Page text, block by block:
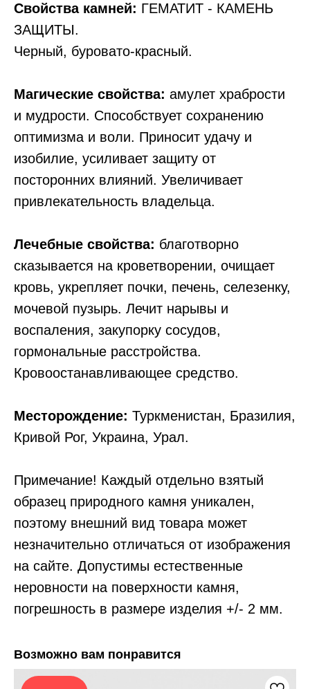
Свойства камней: ГЕМАТИТ - КАМЕНЬ
ЗАЩИТЫ.
Черный, буровато-красный.
Магические свойства: амулет храбрости
и мудрости. Способствует сохранению
оптимизма и воли. Приносит удачу и
изобилие, усиливает защиту от
посторонних влияний. Увеличивает
привлекательность владельца.
Лечебные свойства: благотворно
сказывается на кроветворении, очищает
кровь, укрепляет почки, печень, селезенку,
мочевой пузырь. Лечит нарывы и
воспаления, закупорку сосудов,
гормональные расстройства.
Кровоостанавливающее средство.
Месторождение: Туркменистан, Бразилия,
Кривой Рог, Украина, Урал.
Примечание! Каждый отдельно взятый
образец природного камня уникален,
поэтому внешний вид товара может
незначительно отличаться от изображения
на сайте. Допустимы естественные
неровности на поверхности камня,
погрешность в размере изделия +/- 2 мм.
Возможно вам понравится